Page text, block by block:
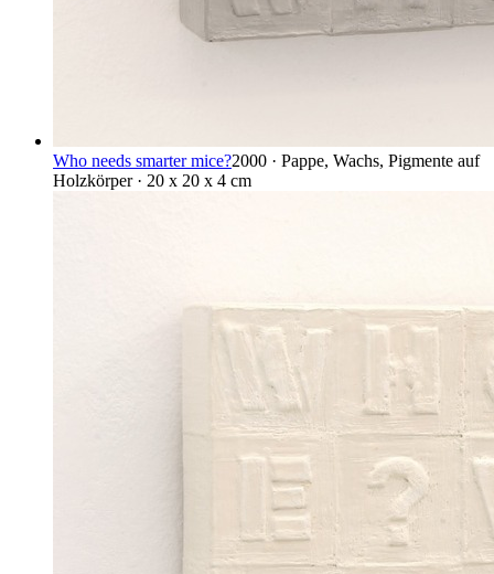
Who needs smarter mice?2000 · Pappe, Wachs, Pigmente auf
Holzkörper · 20 x 20 x 4 cm